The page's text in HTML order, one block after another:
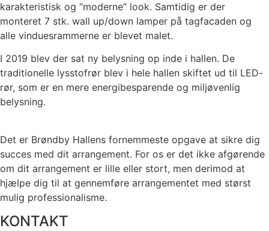
karakteristisk og “moderne” look. Samtidig er der
monteret 7 stk. wall up/down lamper på tagfacaden og
alle vinduesrammerne er blevet malet.
I 2019 blev der sat ny belysning op inde i hallen. De
traditionelle lysstofrør blev i hele hallen skiftet ud til LED-
rør, som er en mere energibesparende og miljøvenlig
belysning.
Det er Brøndby Hallens fornemmeste opgave at sikre dig
succes med dit arrangement. For os er det ikke afgørende
om dit arrangement er lille eller stort, men derimod at
hjælpe dig til at gennemføre arrangementet med størst
mulig professionalisme.
KONTAKT